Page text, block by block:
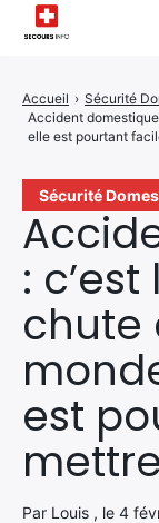
Sécurité
:
chute
est
Par Louis , le 4
Accueil › Sécurité
Accident
elle est pourtant
Infos & Conseils
Actualités des
Santé & Bien-être
A propos de Nous
Contactez-nous
Politique de